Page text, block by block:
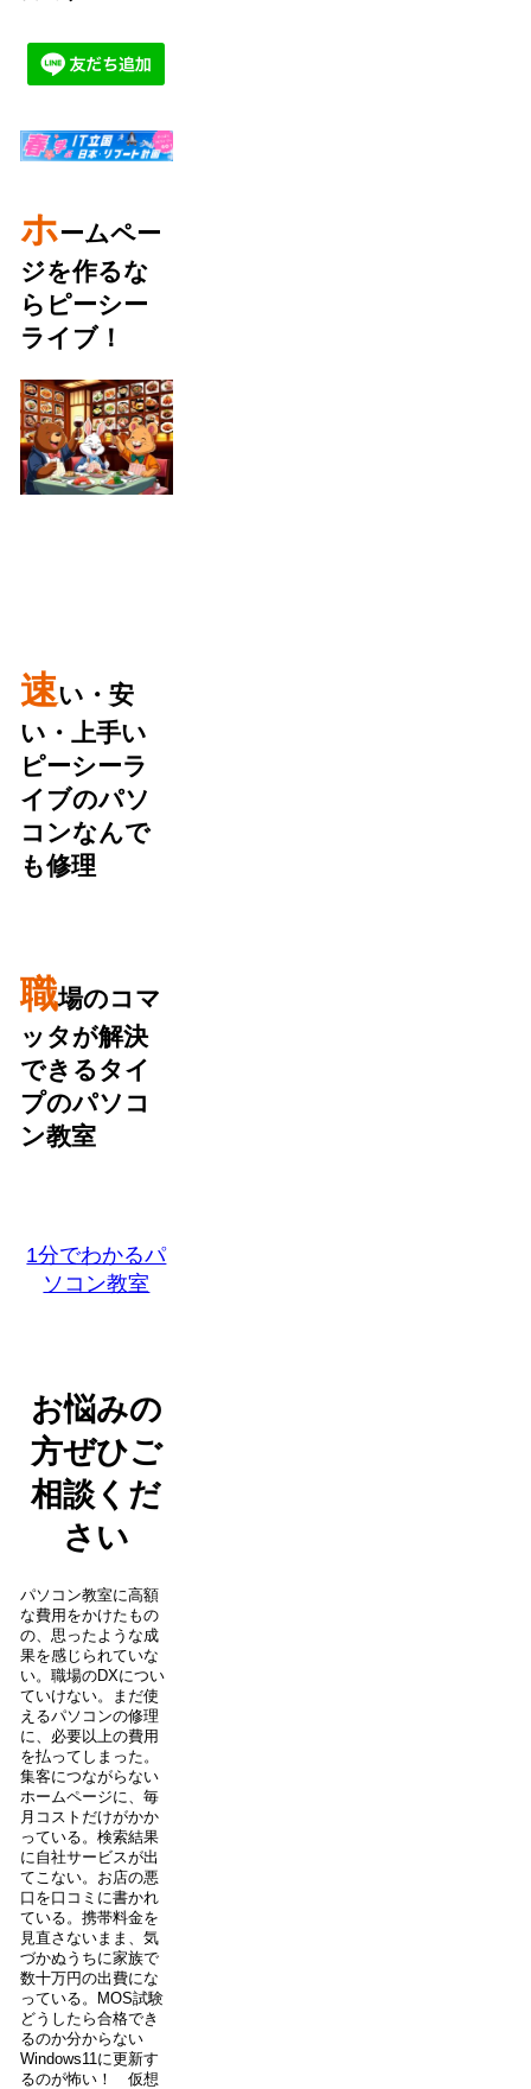
ホームペー
ジを作るな
らピーシー
ライブ！
速い・安
い・上手い
ピーシーラ
イブのパソ
コンなんで
も修理
職場のコマ
ッタが解決
できるタイ
プのパソコ
ン教室
1分でわかるパ
ソコン教室
お悩みの
方ぜひご
相談くだ
さい
パソコン教室に高額
な費用をかけたもの
の、思ったような成
果を感じられていな
い。職場のDXについ
ていけない。まだ使
えるパソコンの修理
に、必要以上の費用
を払ってしまった。
集客につながらない
ホームページに、毎
月コストだけがかか
っている。検索結果
に自社サービスが出
てこない。お店の悪
口を口コミに書かれ
ている。携帯料金を
見直さないまま、気
づかぬうちに家族で
数十万円の出費にな
っている。MOS試験
どうしたら合格でき
るのか分からない
Windows11に更新す
るのが怖い！ 仮想